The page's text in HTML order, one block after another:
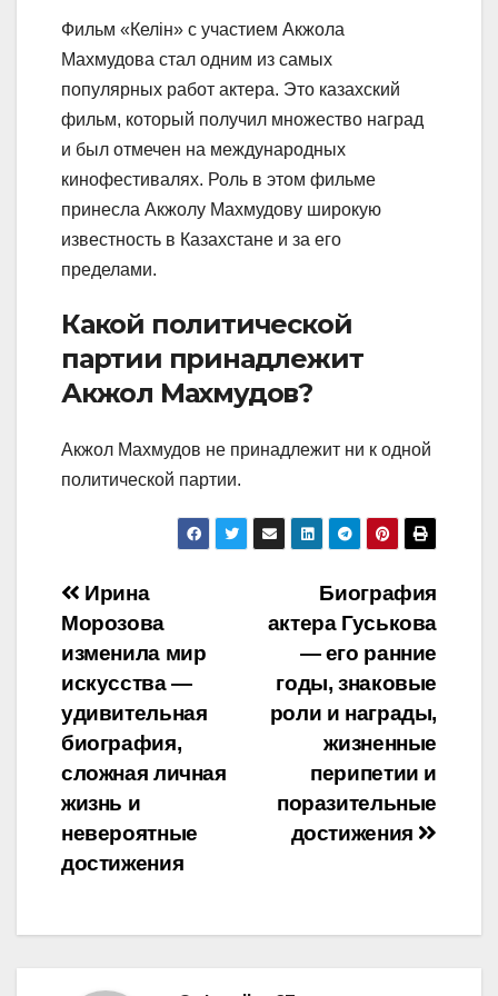
Фильм «Келін» с участием Акжола
Махмудова стал одним из самых
популярных работ актера. Это казахский
фильм, который получил множество наград
и был отмечен на международных
кинофестивалях. Роль в этом фильме
принесла Акжолу Махмудову широкую
известность в Казахстане и за его
пределами.
Какой политической
партии принадлежит
Акжол Махмудов?
Акжол Махмудов не принадлежит ни к одной
политической партии.
Навигация
по
записям
Биография
актера Гуськова
— его ранние
годы, знаковые
роли и награды,
жизненные
перипетии и
поразительные
достижения
Ирина
Морозова
изменила мир
искусства —
удивительная
биография,
сложная личная
жизнь и
невероятные
достижения